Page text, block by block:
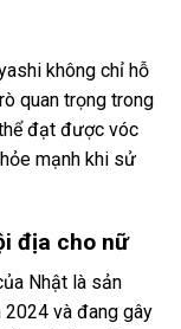
không chỉ hỗ
quan trọng trong
đạt được vóc
mạnh khi sử
địa cho nữ
Nhật là sản
và đang gây